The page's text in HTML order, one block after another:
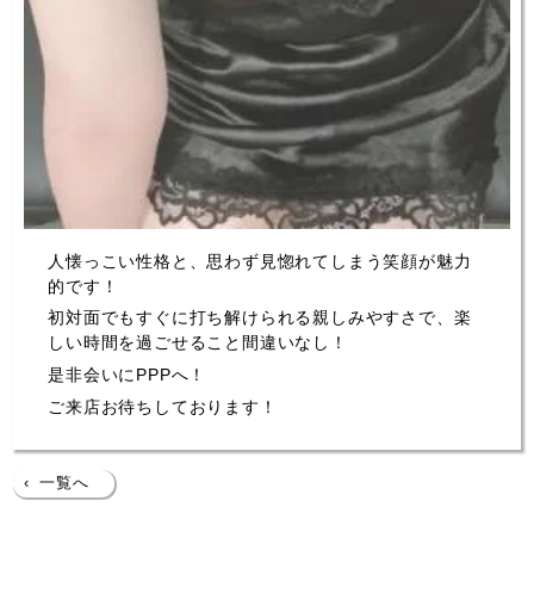
人懐っこい性格と、思わず見惚れてしまう笑顔が魅力
的です！
初対面でもすぐに打ち解けられる親しみやすさで、楽
しい時間を過ごせること間違いなし！
是非会いにPPPへ！
ご来店お待ちしております！
‹ 一覧へ